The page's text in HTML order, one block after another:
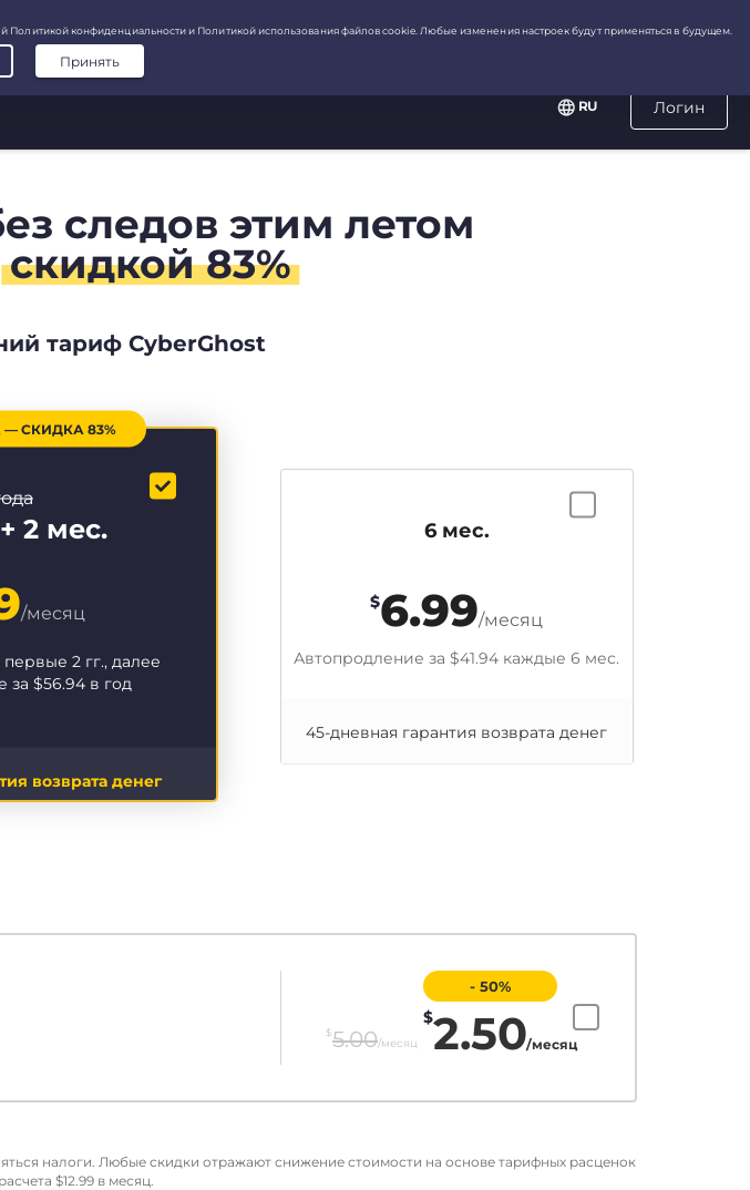
Логин
RU
следов этим летом
скидкой 83%
тариф CyberGhost
СКИДКА 83%
2 мес.
/месяц
первые 2 гг., далее
за $56.94 в год
возврата денег
6 мес.
$6.99/месяц
Автопродление за $41.94 каждые 6 мес.
45-дневная гарантия возврата денег
$5.00/месяц
- 50%
$2.50/месяц
налоги. Любые скидки отражают снижение стоимости на основе тарифных расценок
$12.99 в месяц.